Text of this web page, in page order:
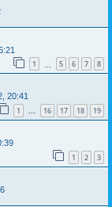
1 5 6 7 8
20:41
1 … 16 17 18 19
1 2 3